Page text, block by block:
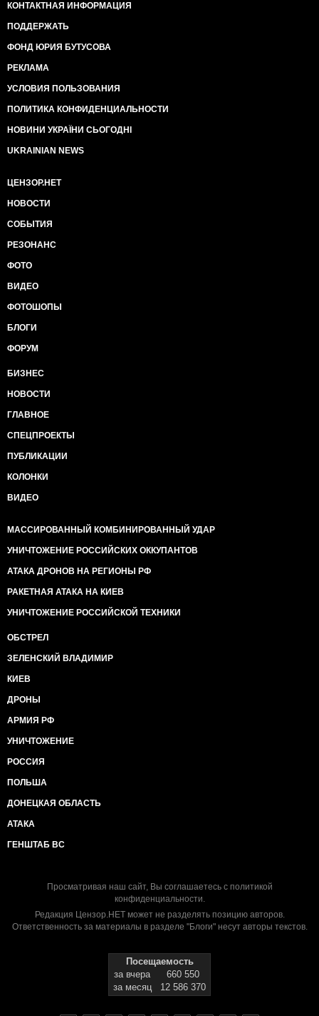
КОНТАКТНАЯ ИНФОРМАЦИЯ
ПОДДЕРЖАТЬ
ФОНД ЮРИЯ БУТУСОВА
РЕКЛАМА
УСЛОВИЯ ПОЛЬЗОВАНИЯ
ПОЛИТИКА КОНФИДЕНЦИАЛЬНОСТИ
НОВИНИ УКРАЇНИ СЬОГОДНІ
UKRAINIAN NEWS
ЦЕНЗОР.НЕТ
НОВОСТИ
СОБЫТИЯ
РЕЗОНАНС
ФОТО
ВИДЕО
ФОТОШОПЫ
БЛОГИ
ФОРУМ
БИЗНЕС
НОВОСТИ
ГЛАВНОЕ
СПЕЦПРОЕКТЫ
ПУБЛИКАЦИИ
КОЛОНКИ
ВИДЕО
МАССИРОВАННЫЙ КОМБИНИРОВАННЫЙ УДАР
УНИЧТОЖЕНИЕ РОССИЙСКИХ ОККУПАНТОВ
АТАКА ДРОНОВ НА РЕГИОНЫ РФ
РАКЕТНАЯ АТАКА НА КИЕВ
УНИЧТОЖЕНИЕ РОССИЙСКОЙ ТЕХНИКИ
ОБСТРЕЛ
ЗЕЛЕНСКИЙ ВЛАДИМИР
КИЕВ
ДРОНЫ
АРМИЯ РФ
УНИЧТОЖЕНИЕ
РОССИЯ
ПОЛЬША
ДОНЕЦКАЯ ОБЛАСТЬ
АТАКА
ГЕНШТАБ ВС
Просматривая наш сайт, Вы соглашаетесь с политикой
конфиденциальности.
Редакция Цензор.НЕТ может не разделять позицию авторов.
Ответственность за материалы в разделе "Блоги" несут авторы текстов.
Посещаемость
за вчера
660 550
за месяц
12 586 370